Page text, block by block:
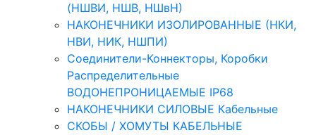
(НШВИ, НШВ, НШвН)
НАКОНЕЧНИКИ ИЗОЛИРОВАННЫЕ (НКИ,
НВИ, НИК, НШПИ)
Соединители-Коннекторы, Коробки
Распределительные
ВОДОНЕПРОНИЦАЕМЫЕ IP68
НАКОНЕЧНИКИ СИЛОВЫЕ Кабельные
СКОБЫ / ХОМУТЫ КАБЕЛЬНЫЕ